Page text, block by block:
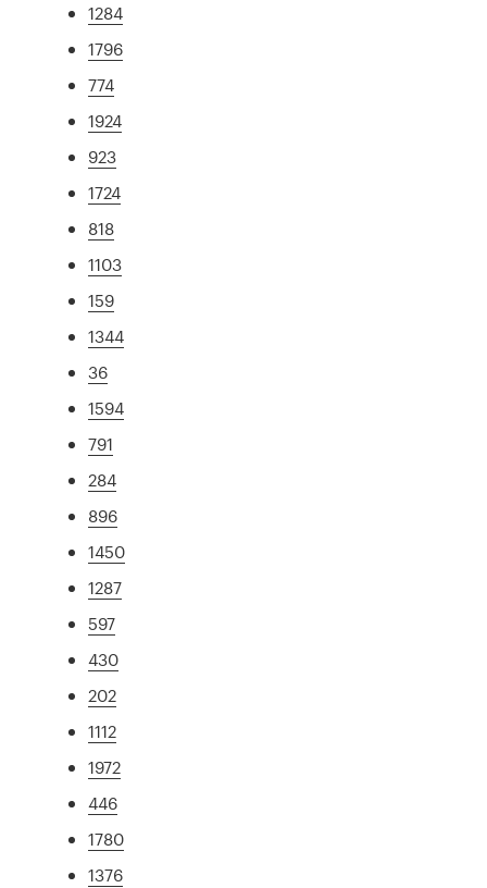
1284
1796
774
1924
923
1724
818
1103
159
1344
36
1594
791
284
896
1450
1287
597
430
202
1112
1972
446
1780
1376